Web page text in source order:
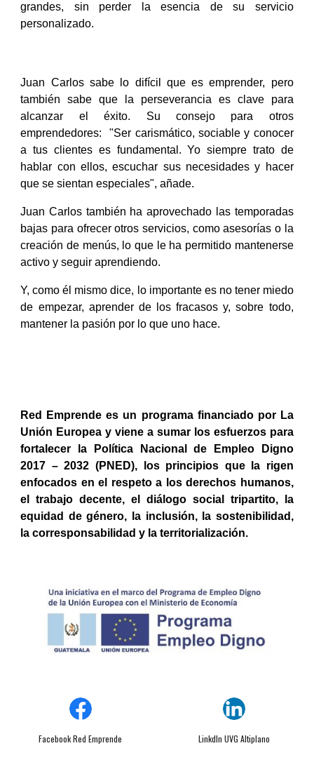
grandes, sin perder la esencia de su servicio
personalizado.
Juan Carlos sabe lo difícil que es emprender, pero
también sabe que la perseverancia es clave para
alcanzar el éxito. Su consejo para otros
emprendedores: "Ser carismático, sociable y conocer
a tus clientes es fundamental. Yo siempre trato de
hablar con ellos, escuchar sus necesidades y hacer
que se sientan especiales", añade.
Juan Carlos también ha aprovechado las temporadas
bajas para ofrecer otros servicios, como asesorías o la
creación de menús, lo que le ha permitido mantenerse
activo y seguir aprendiendo.
Y, como él mismo dice, lo importante es no tener miedo
de empezar, aprender de los fracasos y, sobre todo,
mantener la pasión por lo que uno hace.
Red Emprende es un programa financiado por La
Unión Europea y viene a sumar los esfuerzos para
fortalecer la Política Nacional de Empleo Digno
2017 – 2032 (PNED), los principios que la rigen
enfocados en el respeto a los derechos humanos,
el trabajo decente, el diálogo social tripartito, la
equidad de género, la inclusión, la sostenibilidad,
la corresponsabilidad y la territorialización.
Facebook Red Emprende Linkdln UVG Altiplano